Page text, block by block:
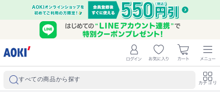
すべての商品から探す カテゴリ